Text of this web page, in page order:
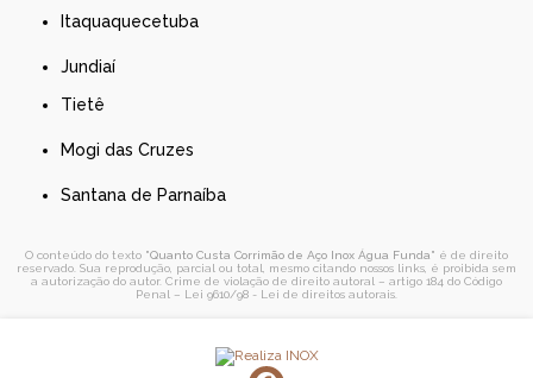
Itaquaquecetuba
Jundiaí
Tietê
Mogi das Cruzes
Santana de Parnaíba
O conteúdo do texto "Quanto Custa Corrimão de Aço Inox Água Funda" é de direito
reservado. Sua reprodução, parcial ou total, mesmo citando nossos links, é proibida sem
a autorização do autor. Crime de violação de direito autoral – artigo 184 do Código
Penal – Lei 9610/98 - Lei de direitos autorais.